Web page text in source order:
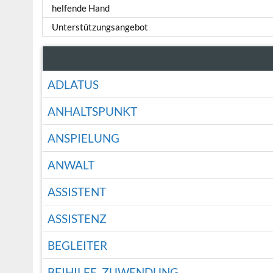
helfende Hand
Unterstützungsangebot
ADLATUS
ANHALTSPUNKT
ANSPIELUNG
ANWALT
ASSISTENT
ASSISTENZ
BEGLEITER